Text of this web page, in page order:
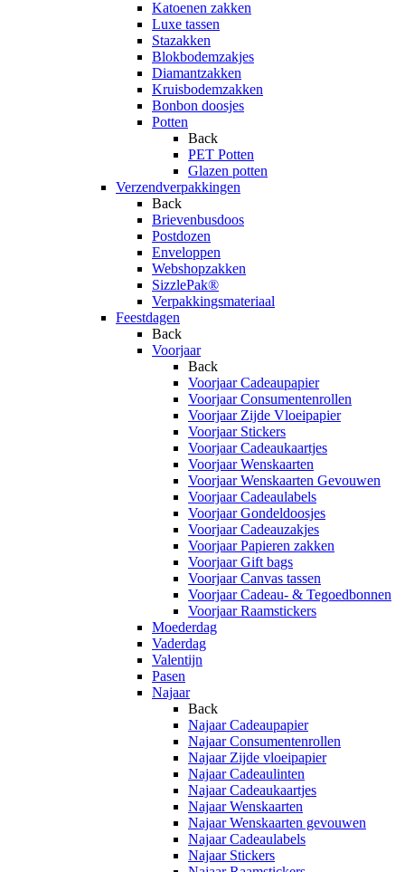
Katoenen zakken
Luxe tassen
Stazakken
Blokbodemzakjes
Diamantzakken
Kruisbodemzakken
Bonbon doosjes
Potten
Back
PET Potten
Glazen potten
Verzendverpakkingen
Back
Brievenbusdoos
Postdozen
Enveloppen
Webshopzakken
SizzlePak®
Verpakkingsmateriaal
Feestdagen
Back
Voorjaar
Back
Voorjaar Cadeaupapier
Voorjaar Consumentenrollen
Voorjaar Zijde Vloeipapier
Voorjaar Stickers
Voorjaar Cadeaukaartjes
Voorjaar Wenskaarten
Voorjaar Wenskaarten Gevouwen
Voorjaar Cadeaulabels
Voorjaar Gondeldoosjes
Voorjaar Cadeauzakjes
Voorjaar Papieren zakken
Voorjaar Gift bags
Voorjaar Canvas tassen
Voorjaar Cadeau- & Tegoedbonnen
Voorjaar Raamstickers
Moederdag
Vaderdag
Valentijn
Pasen
Najaar
Back
Najaar Cadeaupapier
Najaar Consumentenrollen
Najaar Zijde vloeipapier
Najaar Cadeaulinten
Najaar Cadeaukaartjes
Najaar Wenskaarten
Najaar Wenskaarten gevouwen
Najaar Cadeaulabels
Najaar Stickers